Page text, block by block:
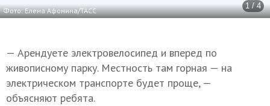
1 / 4
Фото: Елена Афонина/ТАСС
— Арендуете электровелосипед и вперед по
живописному парку. Местность там горная — на
электрическом транспорте будет проще, —
объясняют ребята.